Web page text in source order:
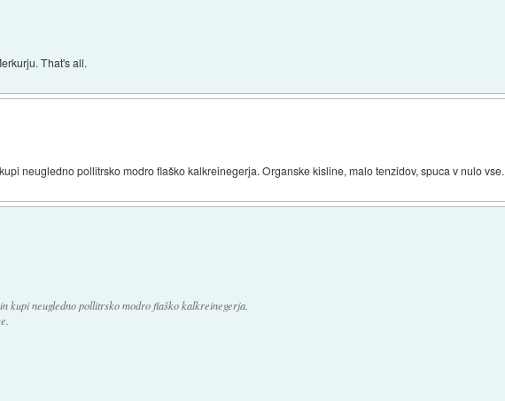
That's all.
neugledno pollitrsko modro flaško kalkreinegerja. Organske kisline, malo tenzidov, spuca v nulo vse.
kupi neugledno pollitrsko modro flaško kalkreinegerja.